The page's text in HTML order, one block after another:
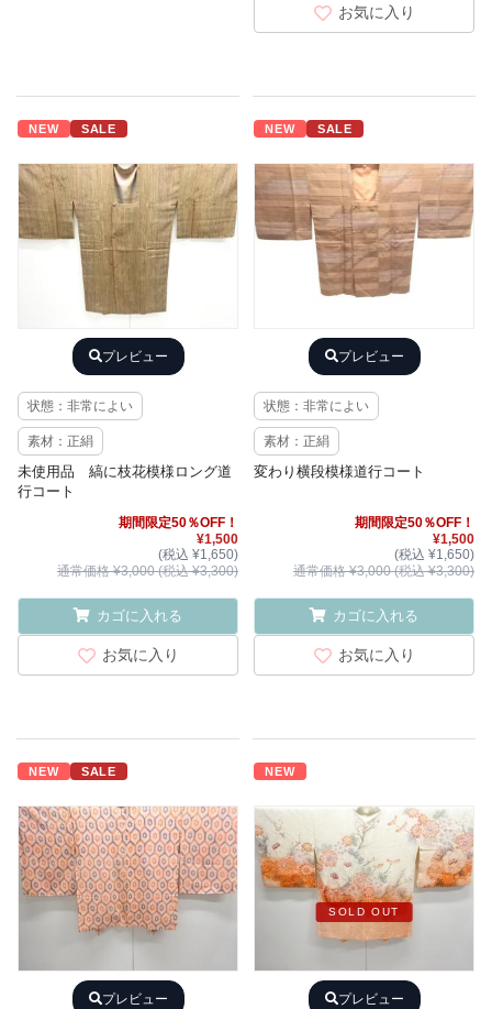
お気に入り
NEW SALE
プレビュー
状態：非常によい
素材：正絹
未使用品 縞に枝花模様ロング道
行コート
期間限定50％OFF！
¥1,500
(税込 ¥1,650)
通常価格 ¥3,000 (税込 ¥3,300)
カゴに入れる
お気に入り
NEW SALE
プレビュー
状態：非常によい
素材：正絹
変わり横段模様道行コート
期間限定50％OFF！
¥1,500
(税込 ¥1,650)
通常価格 ¥3,000 (税込 ¥3,300)
カゴに入れる
お気に入り
NEW SALE
プレビュー
NEW
SOLD OUT
プレビュー